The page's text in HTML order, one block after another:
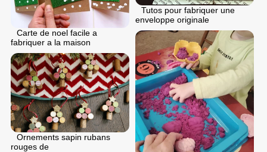
Tutos pour fabriquer une
enveloppe originale
Carte de noel facile a
fabriquer a la maison
Ornements sapin rubans
rouges de